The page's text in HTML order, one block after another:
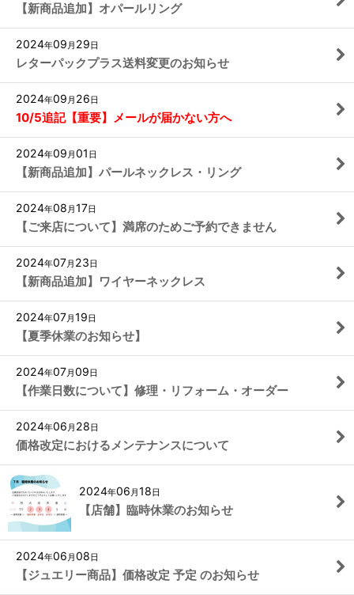
【新商品追加】オパールリング
2024年09 月 29日
レターパックプラス送料変更のお知らせ
2024年09 月 26日
10/5追記【重要】メールが届かない方へ
2024年09 月01 日
【新商品追加】パールネックレス・リング
2024年08 月17日
【ご来店について】満席のためご予約できません
2024年07月 23日
【新商品追加】ワイヤーネックレス
2024年07月19日
【夏季休業のお知らせ】
2024年07月09日
【作業日数について】修理・リフォーム・オーダー
2024年06 月 28日
価格改定におけるメンテナンスについて
2024年06 月18日
【店舗】臨時休業のお知らせ
2024年06 月08日
【ジュエリー商品】価格改定 予定 のお知らせ